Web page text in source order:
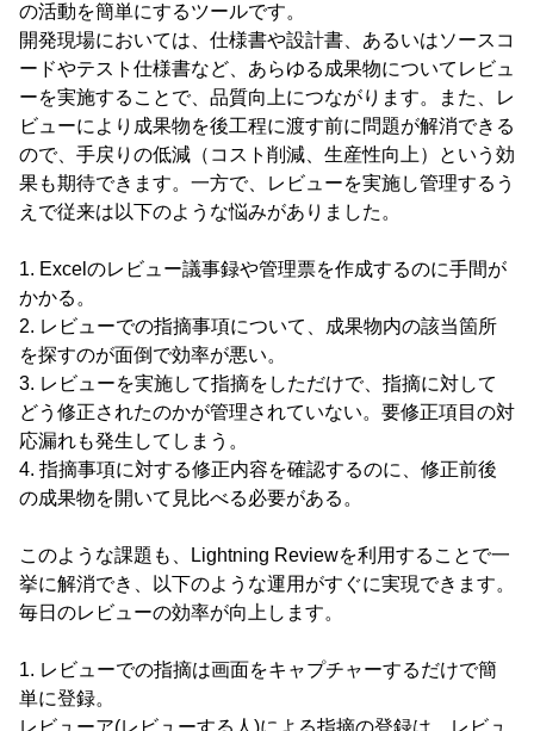
の活動を簡単にするツールです。
開発現場においては、仕様書や設計書、あるいはソースコ
ードやテスト仕様書など、あらゆる成果物についてレビュ
ーを実施することで、品質向上につながります。また、レ
ビューにより成果物を後工程に渡す前に問題が解消できる
ので、手戻りの低減（コスト削減、生産性向上）という効
果も期待できます。一方で、レビューを実施し管理するう
えで従来は以下のような悩みがありました。
1. Excelのレビュー議事録や管理票を作成するのに手間が
かかる。
2. レビューでの指摘事項について、成果物内の該当箇所
を探すのが面倒で効率が悪い。
3. レビューを実施して指摘をしただけで、指摘に対して
どう修正されたのかが管理されていない。要修正項目の対
応漏れも発生してしまう。
4. 指摘事項に対する修正内容を確認するのに、修正前後
の成果物を開いて見比べる必要がある。
このような課題も、Lightning Reviewを利用することで一
挙に解消でき、以下のような運用がすぐに実現できます。
毎日のレビューの効率が向上します。
1. レビューでの指摘は画面をキャプチャーするだけで簡
単に登録。